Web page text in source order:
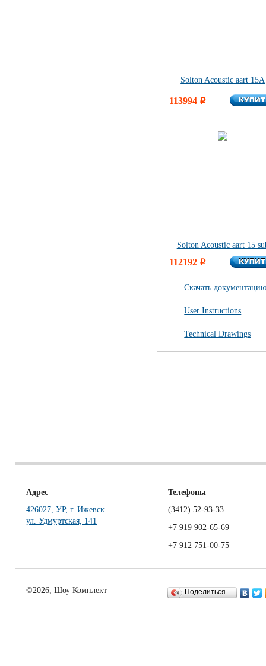
Solton Acoustic aart 15A
113994 i
Solton Acoustic aart 15
112192 i
Скачать
User Instructions
Technical Drawings
Адрес
426027, УР, г. Ижевск
ул. Удмуртская, 141
Телефоны
(3412) 52-93-33
+7 919 902-65-69
+7 912 751-00-75
©2026, Шоу Комплект Поделиться…